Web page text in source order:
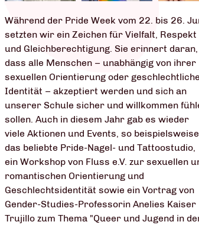
Während der Pride Week vom 22. bis 26.
setzten wir ein Zeichen für Vielfalt, Respekt
und Gleichberechtigung. Sie erinnert daran,
dass alle Menschen – unabhängig von ihrer
sexuellen Orientierung oder
Identität – akzeptiert werden und sich an
unserer Schule sicher und willkommen
sollen. Auch in diesem Jahr gab es wieder
viele Aktionen und Events, so beispielsweise
das beliebte Pride-Nagel- und Tattoostudio,
ein Workshop von Fluss e.V. zur sexuellen
romantischen Orientierung und
Geschlechtsidentität sowie ein Vortrag von
Gender-Studies-Professorin Anelies Kaiser
Trujillo zum Thema "Queer und Jugend in